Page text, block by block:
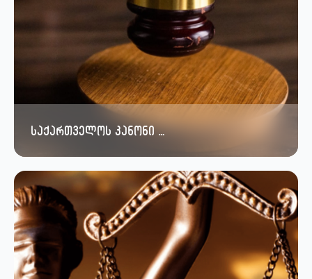
საქართველოს კანონი …